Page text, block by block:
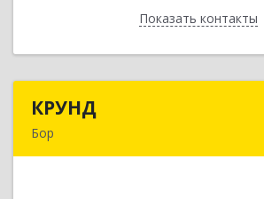
Показать контакты
Назад
КРУНД
Бор